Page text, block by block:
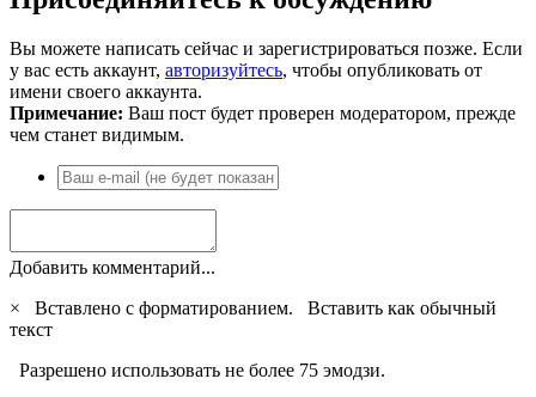
Вы можете написать сейчас и зарегистрироваться позже. Если
у вас есть аккаунт, авторизуйтесь, чтобы опубликовать от
имени своего аккаунта.
Примечание: Ваш пост будет проверен модератором, прежде
чем станет видимым.
Добавить комментарий...
×
Вставлено с форматированием. Вставить как обычный
текст
Разрешено использовать не более 75 эмодзи.